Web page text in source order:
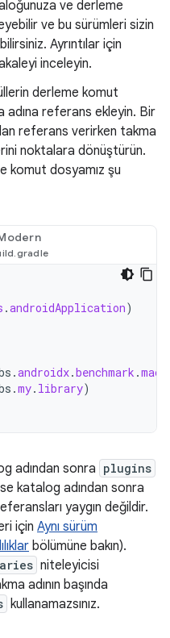
ve derleme
ve bu sürümleri sizin
Ayrıntılar için
inceleyin.
derleme komut
adına referans ekleyin. Bir
referans verirken takma
noktalara dönüştürün.
komut dosyamız şu
.androidApplication)
.androidx.benchmark .
.my. library)
adından sonra plugins
katalog adından sonra
yaygın değildir.
için Aynı sürüm
bölümüne bakın).
niteleyicisi
adının başında
kullanamazsınız.